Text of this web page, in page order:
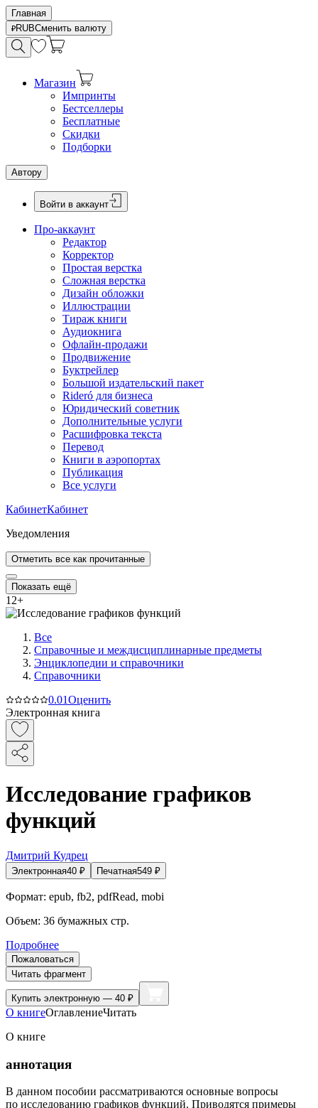
Главная
RUBСменить валюту
Магазин
Импринты
Бестселлеры
Бесплатные
Скидки
Подборки
Автору
Войти в аккаунт
Про-аккаунт
Редактор
Корректор
Простая верстка
Сложная верстка
Дизайн обложки
Иллюстрации
Тираж книги
Аудиокнига
Офлайн-продажи
Продвижение
Буктрейлер
Большой издательский пакет
Rideró для бизнеса
Юридический советник
Дополнительные услуги
Расшифровка текста
Перевод
Книги в аэропортах
Публикация
Все услуги
КабинетКабинет
Уведомления
Отметить все как прочитанные
Показать ещё
12+
Все
Справочные и междисциплинарные предметы
Энциклопедии и справочники
Справочники
0.01Оценить
Электронная книга
Исследование графиков
функций
Дмитрий Кудрец
Электронная40 ₽ Печатная549 ₽
Формат: epub, fb2, pdfRead, mobi
Объем: 36 бумажных стр.
Подробнее
Пожаловаться
Читать фрагмент
Купить электронную — 40 ₽
О книгеОглавлениеЧитать
О книге
аннотация
В данном пособии рассматриваются основные вопросы
по исследованию графиков функций. Приводятся примеры